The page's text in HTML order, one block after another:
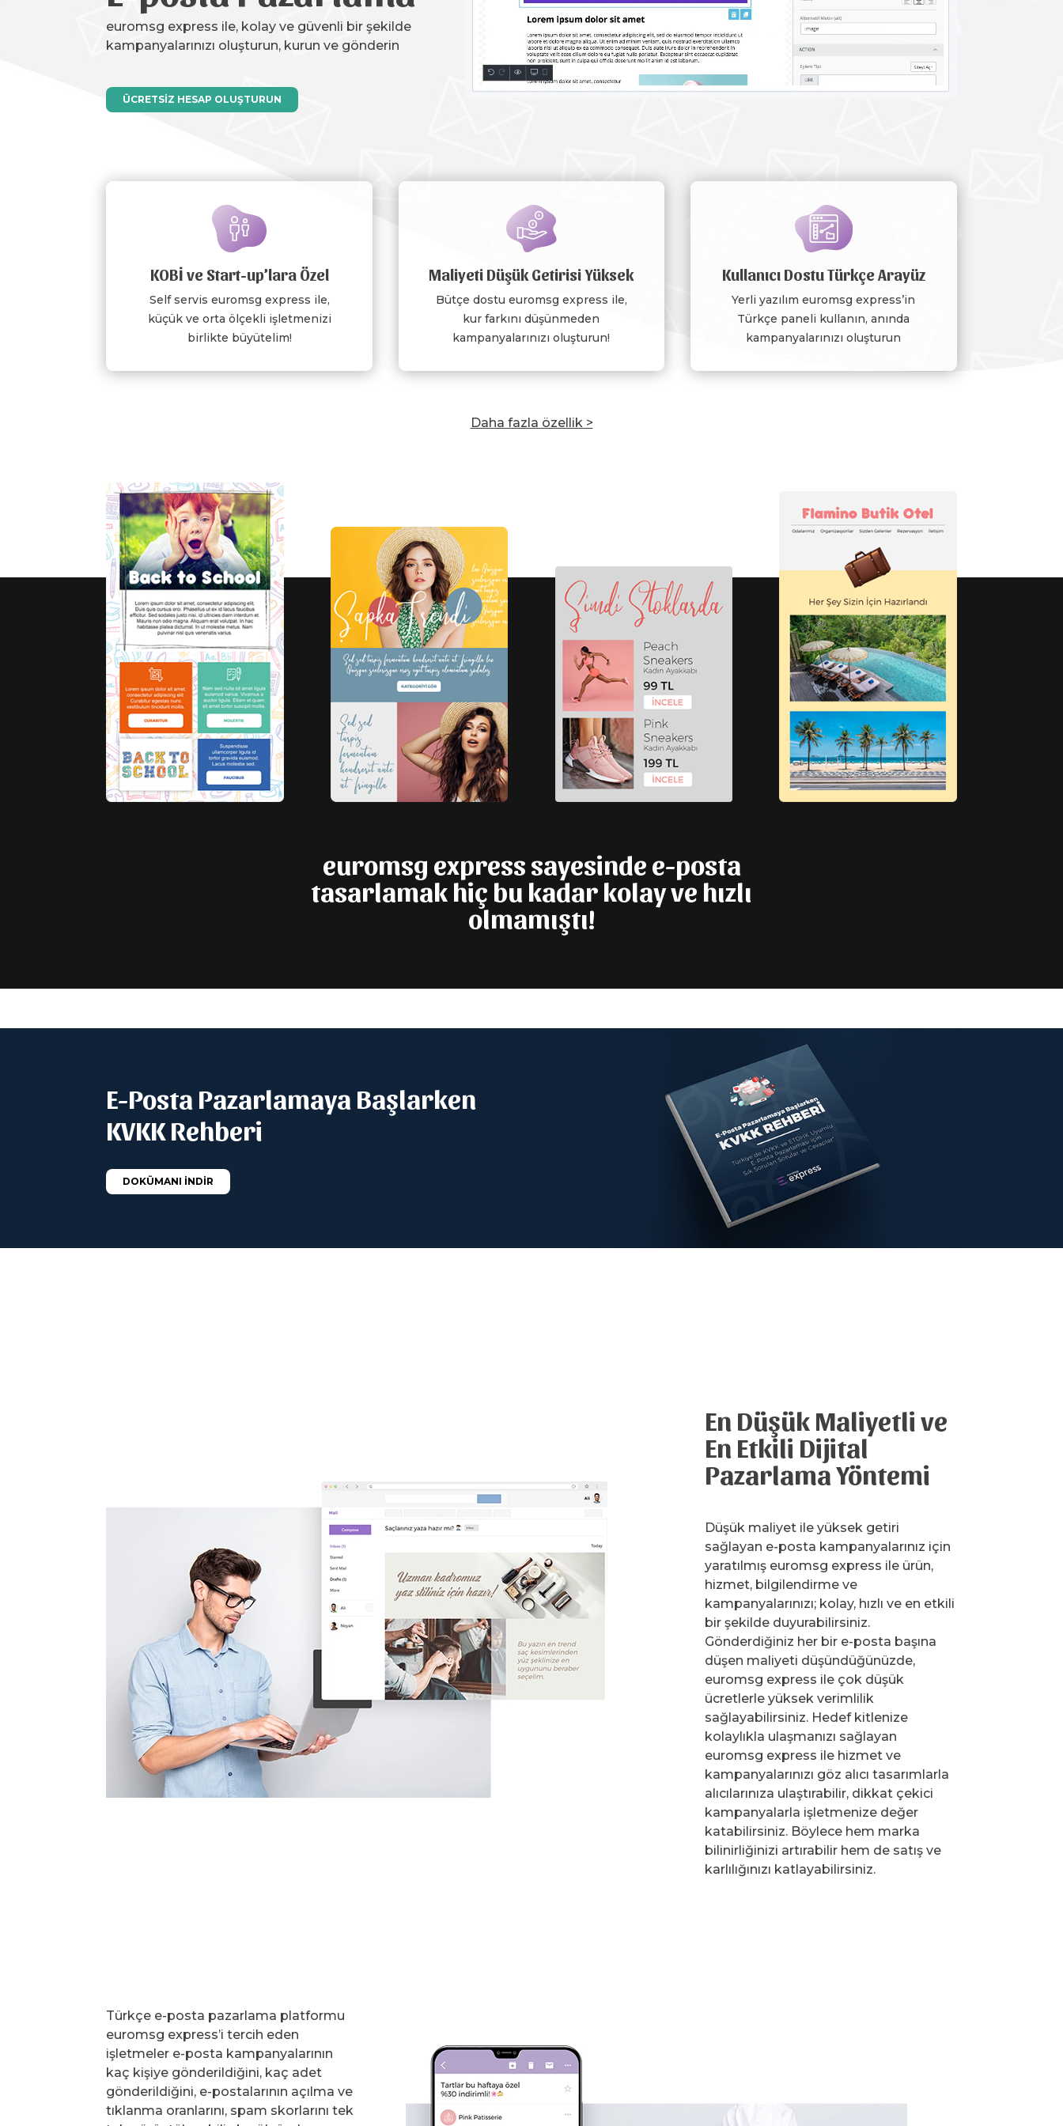
euromsg express ile, kolay ve güvenli bir şekilde
kampanyalarınızı oluşturun, kurun ve gönderin
ÜCRETSİZ HESAP OLUŞTURUN
KOBİ ve Start-up’lara Özel
Self servis euromsg express ile,
küçük ve orta ölçekli işletmenizi
birlikte büyütelim!
Maliyeti Düşük Getirisi Yüksek
Bütçe dostu euromsg express ile,
kur farkını düşünmeden
kampanyalarınızı oluşturun!
Kullanıcı Dostu Türkçe Arayüz
Yerli yazılım euromsg express’in
Türkçe paneli kullanın, anında
kampanyalarınızı oluşturun
Daha fazla özellik >
euromsg express sayesinde e-posta
tasarlamak hiç bu kadar kolay ve hızlı
olmamıştı!
E-Posta Pazarlamaya Başlarken
KVKK Rehberi
DOKÜMANI İNDİR
En Düşük Maliyetli ve
En Etkili Dijital
Pazarlama Yöntemi
Düşük maliyet ile yüksek getiri
sağlayan e-posta kampanyalarınız için
yaratılmış euromsg express ile ürün,
hizmet, bilgilendirme ve
kampanyalarınızı; kolay, hızlı ve en etkili
bir şekilde duyurabilirsiniz.
Gönderdiğiniz her bir e-posta başına
düşen maliyeti düşündüğünüzde,
euromsg express ile çok düşük
ücretlerle yüksek verimlilik
sağlayabilirsiniz. Hedef kitlenize
kolaylıkla ulaşmanızı sağlayan
euromsg express ile hizmet ve
kampanyalarınızı göz alıcı tasarımlarla
alıcılarınıza ulaştırabilir, dikkat çekici
kampanyalarla işletmenize değer
katabilirsiniz. Böylece hem marka
bilinirliğinizi artırabilir hem de satış ve
karlılığınızı katlayabilirsiniz.
Türkçe e-posta pazarlama platformu
euromsg express’i tercih eden
işletmeler e-posta kampanyalarının
kaç kişiye gönderildiğini, kaç adet
gönderildiğini, e-postalarının açılma ve
tıklanma oranlarını, spam skorlarını tek